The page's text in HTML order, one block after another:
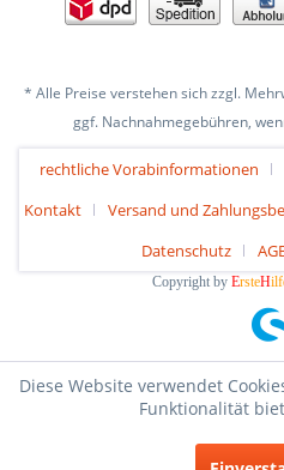
* Alle Preise verstehen sich zzgl.
ggf. Nachnahmegebühren,
rechtliche Vorabinformationen
Kontakt
Versand und
Datenschutz
Copyright by ErsteH
Diese Website verwendet
Funktionalität